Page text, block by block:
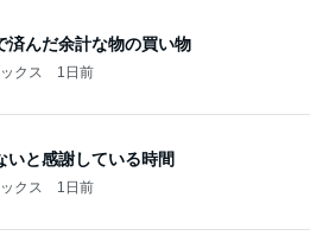
済んだ余計な物の買い物
クス 1日前
いと感謝している時間
クス 1日前